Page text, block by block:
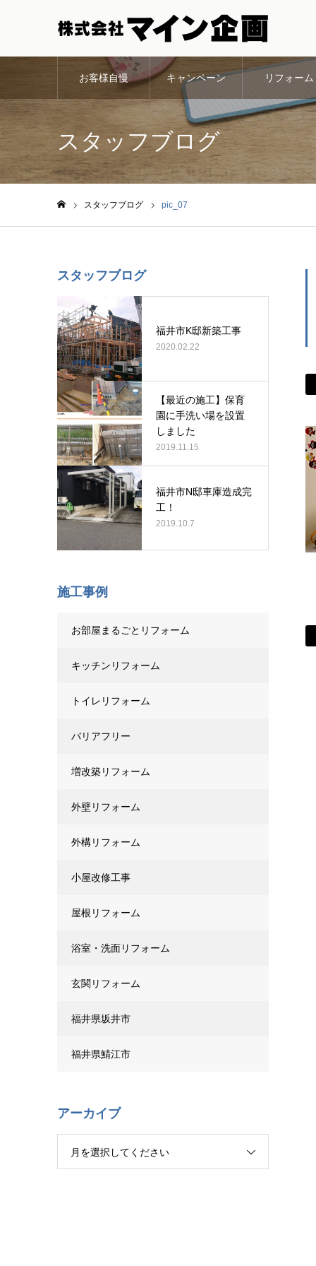
お客様自慢 キャンペーン リフォーム
スタッフブログ
スタッフブログ pic_07
スタッフブログ
福井市K邸新築工事
2020.02.22
【最近の施工】保育
園に手洗い場を設置
しました
2019.11.15
福井市N邸車庫造成完
工！
2019.10.7
施工事例
お部屋まるごとリフォーム
キッチンリフォーム
トイレリフォーム
バリアフリー
増改築リフォーム
外壁リフォーム
外構リフォーム
小屋改修工事
屋根リフォーム
浴室・洗面リフォーム
玄関リフォーム
福井県坂井市
福井県鯖江市
アーカイブ
月を選択してください